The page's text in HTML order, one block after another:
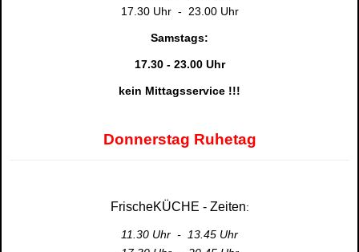
17.30 Uhr - 23.00 Uhr
Samstags:
17.30 - 23.00 Uhr
kein Mittagsservice !!!
Donnerstag Ruhetag
FrischeKÜCHE - Zeiten:
11.30 Uhr - 13.45 Uhr